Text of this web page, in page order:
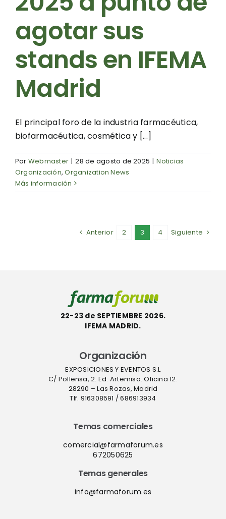
agotar sus
stands en IFEMA
Madrid
El principal foro de la industria farmacéutica,
biofarmacéutica, cosmética y [...]
Por Webmaster | 28 de agosto de 2025 | Noticias
Organización,Organization News
Más información
Anterior 2 3 4 Siguiente
22-23 de SEPTIEMBRE 2026.
IFEMA MADRID.
Organización
EXPOSICIONES Y EVENTOS S.L
C/ Pollensa, 2. Ed. Artemisa. Oficina 12.
28290 – Las Rozas, Madrid
Tlf. 916308591 / 686913934
Temas comerciales
comercial@farmaforum.es
672050625
Temas generales
info@farmaforum.es